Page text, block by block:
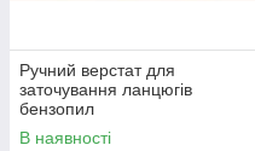
Ручний верстат для
заточування ланцюгів
бензопил
В наявності